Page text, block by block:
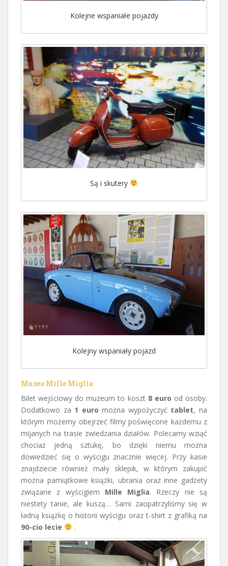
Kolejne wspaniałe pojazdy
Są i skutery
Kolejny wspaniały pojazd
Museo Mille Miglia
Bilet wejściowy do muzeum to koszt 8 euro od osoby.
Dodatkowo za 1 euro można wypożyczyć tablet, na
którym możemy obejrzeć filmy poświęcone każdemu z
mijanych na trasie zwiedzania działów. Polecamy wziąć
chociaż jedną sztukę, bo dzięki niemu można
dowiedzieć się o wyścigu znacznie więcej. Przy kasie
znajdziecie również mały sklepik, w którym zakupić
można pamiątkowe książki, ubrania oraz inne gadżety
związane z wyścigiem Mille Miglia. Rzeczy nie są
niestety tanie, ale kuszą… Sami zaopatrzyliśmy się w
ładną książkę o historii wyścigu oraz t-shirt z grafiką na
90-cio lecie
.